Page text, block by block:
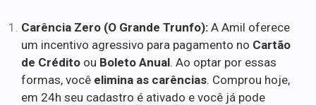
Carência Zero (O Grande Trunfo): A Amil oferece
um incentivo agressivo para pagamento no Cartão
de Crédito ou Boleto Anual. Ao optar por essas
formas, você elimina as carências. Comprou hoje,
em 24h seu cadastro é ativado e você já pode